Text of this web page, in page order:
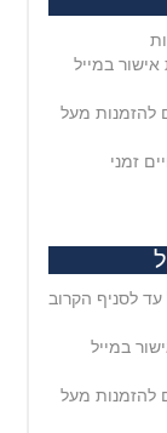
אישור במייל
ובחינם להזמנות מעל
זמני
לסניף הקרוב
אישור במייל
ובחינם להזמנות מעל